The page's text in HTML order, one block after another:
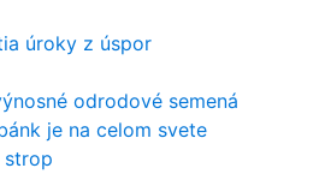
úroky z úspor
odrodové semená
je na celom svete